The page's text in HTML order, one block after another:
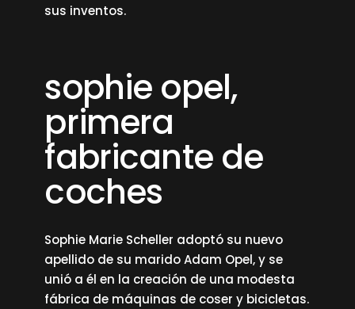
sus inventos.
sophie opel,
primera
fabricante de
coches
Sophie Marie Scheller adoptó su nuevo
apellido de su marido Adam Opel, y se
unió a él en la creación de una modesta
fábrica de máquinas de coser y bicicletas.